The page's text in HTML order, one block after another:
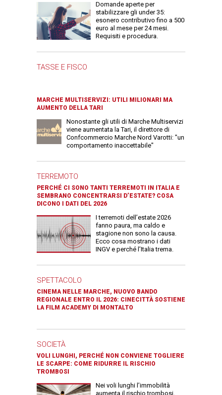
Domande aperte per
stabilizzare gli under 35:
esonero contributivo fino a 500
euro al mese per 24 mesi.
Requisiti e procedura.
TASSE E FISCO
MARCHE MULTISERVIZI: UTILI MILIONARI MA
AUMENTO DELLA TARI
Nonostante gli utili di Marche Multiservizi
viene aumentata la Tari, il direttore di
Confcommercio Marche Nord Varotti: "un
comportamento inaccettabile"
TERREMOTO
PERCHÉ CI SONO TANTI TERREMOTI IN ITALIA E
SEMBRANO CONCENTRARSI D’ESTATE? COSA
DICONO I DATI DEL 2026
I terremoti dell’estate 2026
fanno paura, ma caldo e
stagione non sono la causa.
Ecco cosa mostrano i dati
INGV e perché l’Italia trema.
SPETTACOLO
CINEMA NELLE MARCHE, NUOVO BANDO
REGIONALE ENTRO IL 2026: CINECITTÀ SOSTIENE
LA FILM ACADEMY DI MONTALTO
SOCIETÀ
VOLI LUNGHI, PERCHÉ NON CONVIENE TOGLIERE
LE SCARPE: COME RIDURRE IL RISCHIO
TROMBOSI
Nei voli lunghi l’immobilità
aumenta il rischio trombosi.